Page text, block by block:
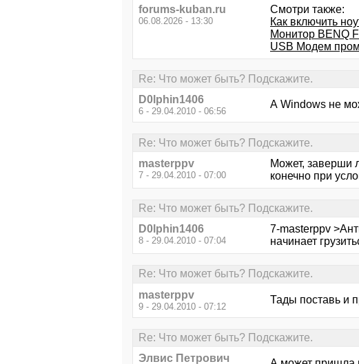
forums-kuban.ru
06.08.2026 - 13:30
Смотри также:
Как включить
Монитор BENQ
USB Модем
Re: Что может быть? Подскажите.
D0lphin1406
6 - 29.04.2010 - 06:56
А Windows не
Re: Что может быть? Подскажите.
masterppv
7 - 29.04.2010 - 07:00
Может, заверши
конечно при
Re: Что может быть? Подскажите.
D0lphin1406
8 - 29.04.2010 - 07:04
7-masterppv
начинает
Re: Что может быть? Подскажите.
masterppv
9 - 29.04.2010 - 07:12
Тады поставь и
Re: Что может быть? Подскажите.
Элвис Петрович